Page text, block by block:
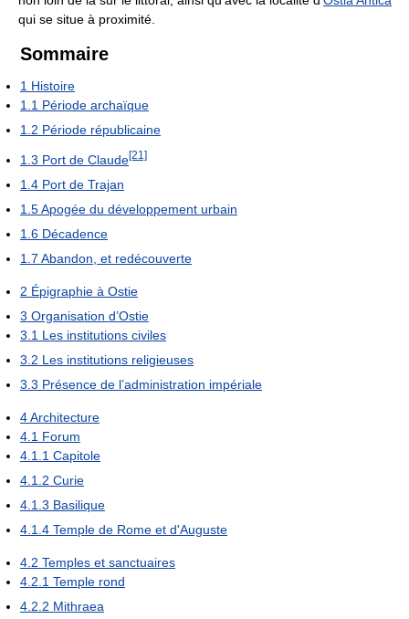
qui se situe à proximité.
Sommaire
1 Histoire
1.1 Période archaïque
1.2 Période républicaine
1.3 Port de Claude[21]
1.4 Port de Trajan
1.5Apogée du développement urbain
1.6 Décadence
1.7 Abandon, et redécouverte
2 Épigraphie à Ostie
3 Organisation d’Ostie
3.1 Les institutions civiles
3.2 Les institutions religieuses
3.3 Présence de l’administration impériale
4Architecture
4.1 Forum
4.1.1 Capitole
4.1.2 Curie
4.1.3 Basilique
4.1.4 Temple de Rome et d'Auguste
4.2 Temples et sanctuaires
4.2.1 Temple rond
4.2.2 Mithraea